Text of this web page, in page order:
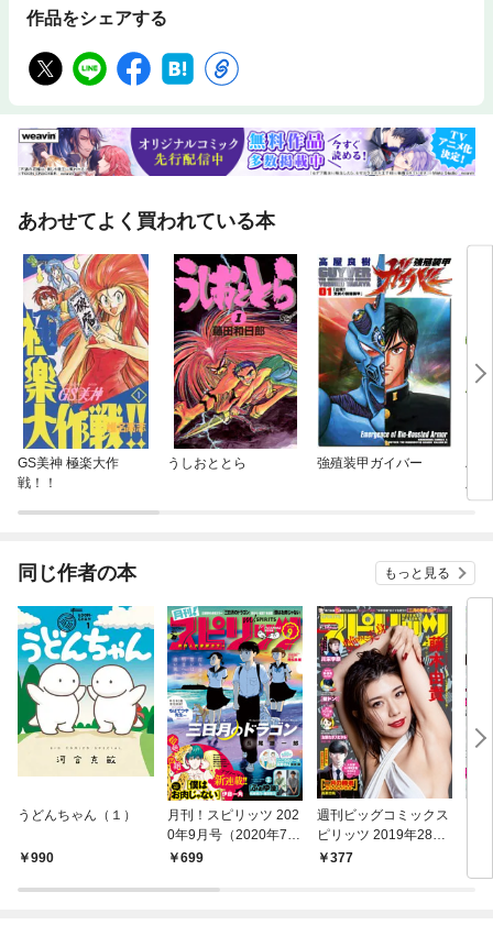
作品をシェアする
あわせてよく買われている本
GS美神 極楽大作
戦！！
うしおととら 強殖装甲ガイバー
ハ
同じ作者の本 もっと見る
うどんちゃん（１）
990
月刊！スピリッツ 202
0年9月号（2020年7月
27日発売号）
699
週刊ビッグコミックス
ピリッツ 2019年28号
【デジタル版限定グラ
377